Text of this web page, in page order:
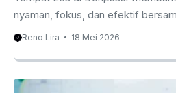
nyaman, fokus, dan efektif
berpengalaman terpercaya.
Mencari Tempat Les di Denpasar
banyak orang tua dan siswa yang
Reno Lira 18 Mei 2026